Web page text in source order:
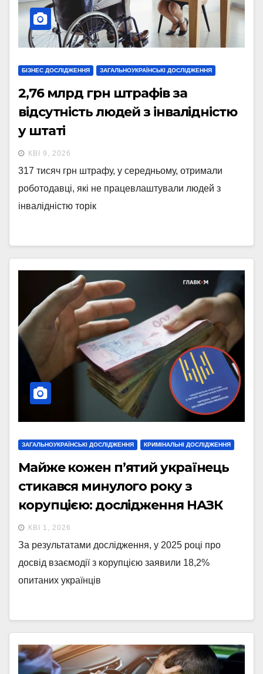
БІЗНЕС ДОСЛІДЖЕННЯ ЗАГАЛЬНОУКРАЇНСЬКІ ДОСЛІДЖЕННЯ
2,76 млрд грн штрафів за
відсутність людей з інвалідністю
у штаті
КВІ 9, 2026
317 тисяч грн штрафу, у середньому, отримали
роботодавці, які не працевлаштували людей з
інвалідністю торік
ЗАГАЛЬНОУКРАЇНСЬКІ ДОСЛІДЖЕННЯ КРИМІНАЛЬНІ ДОСЛІДЖЕННЯ
Майже кожен п’ятий українець
стикався минулого року з
корупцією: дослідження НАЗК
КВІ 1, 2026
За результатами дослідження, у 2025 році про
досвід взаємодії з корупцією заявили 18,2%
опитаних українців